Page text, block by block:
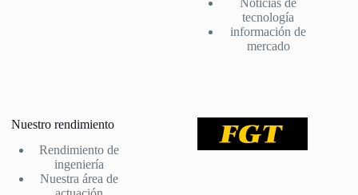
tecnología
información de
mercado
Nuestro rendimiento
Rendimiento de
ingeniería
Nuestra área de